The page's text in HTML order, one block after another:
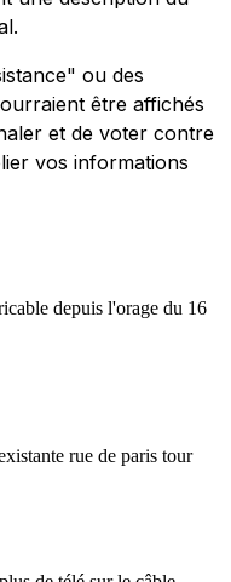
ou des
être affichés
et de voter contre
vos informations